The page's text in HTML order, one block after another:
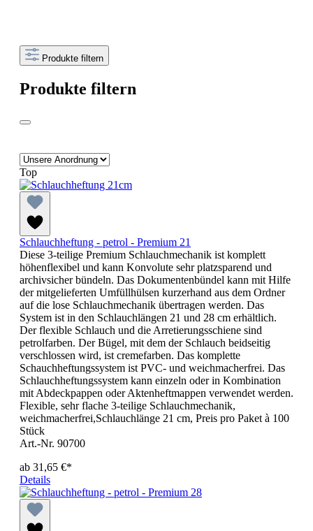
Produkte filtern
Produkte filtern
Top
Schlauchheftung - petrol - Premium 21
Diese 3-teilige Premium Schlauchmechanik ist komplett
höhenflexibel und kann Konvolute sehr platzsparend und
archivsicher bündeln. Das Dokumentenbündel kann mit Hilfe
der mitgelieferten Umfüllhülsen kurzerhand aus dem Ordner
auf die lose Schlauchmechanik übertragen werden. Das
System ist in den Schlauchlängen 21 und 28 cm erhältlich.
Der flexible Schlauch und die Arretierungsschiene sind
petrolfarben. Der Bügel, mit dem der Schlauch beidseitig
verschlossen wird, ist cremefarben. Das komplette
Schauchheftungssystem ist PVC- und weichmacherfrei. Das
Schlauchheftungssystem kann einzeln oder in Kombination
mit Abdeckpappen oder Aktenheftmappen verwendet werden.
Flexible, sehr flache 3-teilige Schlauchmechanik,
weichmacherfrei,Schlauchlänge 21 cm, Preis pro Paket à 100
Stück
Art.-Nr. 90700
ab 31,65 €*
Details